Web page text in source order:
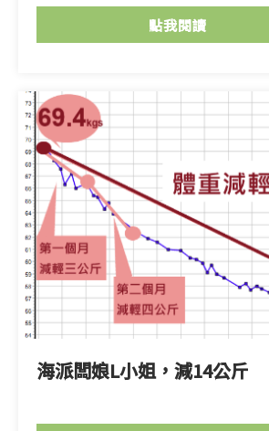
點我閱讀
海派闆娘L小姐，減14公斤